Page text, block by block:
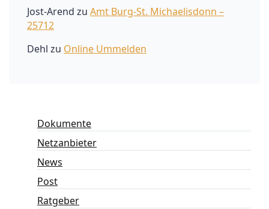
Jost-Arend zu Amt Burg-St. Michaelisdonn –
25712
Dehl zu Online Ummelden
Dokumente
Netzanbieter
News
Post
Ratgeber